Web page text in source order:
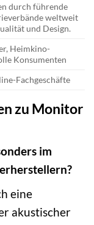
durch führende
weltweit
und Design.
Heimkino-
Konsumenten
Fachgeschäfte
zu Monitor
im
eine
akustischer